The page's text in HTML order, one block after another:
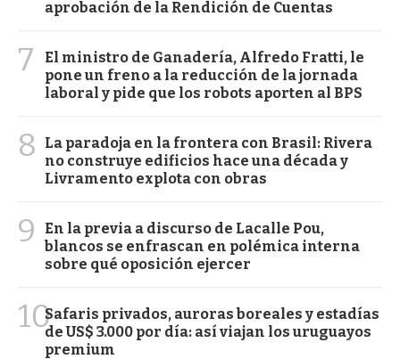
aprobación de la Rendición de Cuentas
7
El ministro de Ganadería, Alfredo Fratti, le
pone un freno a la reducción de la jornada
laboral y pide que los robots aporten al BPS
8
La paradoja en la frontera con Brasil: Rivera
no construye edificios hace una década y
Livramento explota con obras
9
En la previa a discurso de Lacalle Pou,
blancos se enfrascan en polémica interna
sobre qué oposición ejercer
10Safaris privados, auroras boreales y estadías
de US$ 3.000 por día: así viajan los uruguayos
premium